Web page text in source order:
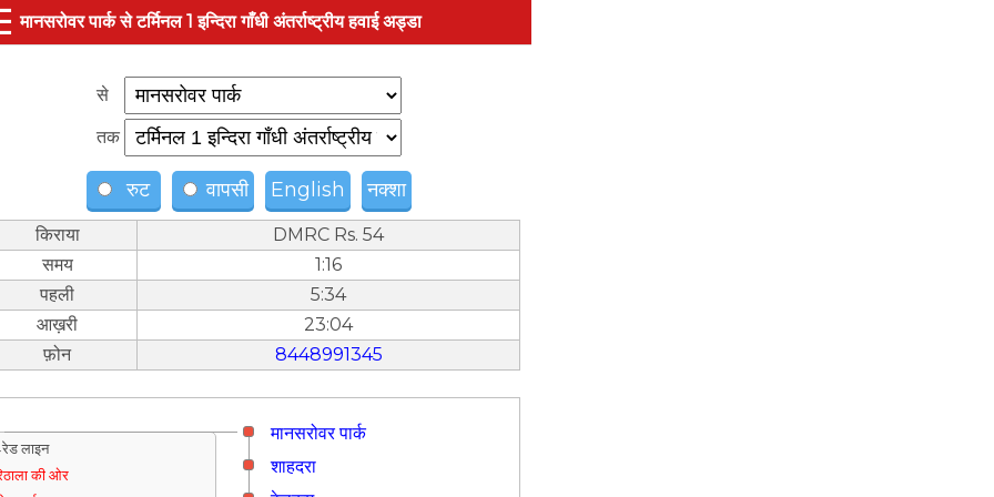
मानसरोवर पार्क से टर्मिनल 1 इन्दिरा गाँधी अंतर्राष्ट्रीय हवाई अड्डा
से
तक
रुट वापसी English नक्शा
किराया
DMRC Rs. 54
समय
1:16
पहली
5:34
आख़री
23:04
फ़ोन
8448991345
मानसरोवर पार्क
लाइन
की ओर
शाहदरा